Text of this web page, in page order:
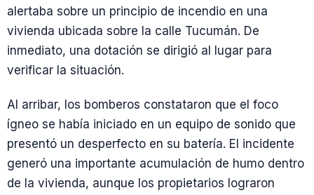
alertaba sobre un principio de incendio en una
vivienda ubicada sobre la calle Tucumán. De
inmediato, una dotación se dirigió al lugar para
verificar la situación.
Al arribar, los bomberos constataron que el foco
ígneo se había iniciado en un equipo de sonido que
presentó un desperfecto en su batería. El incidente
generó una importante acumulación de humo dentro
de la vivienda, aunque los propietarios lograron